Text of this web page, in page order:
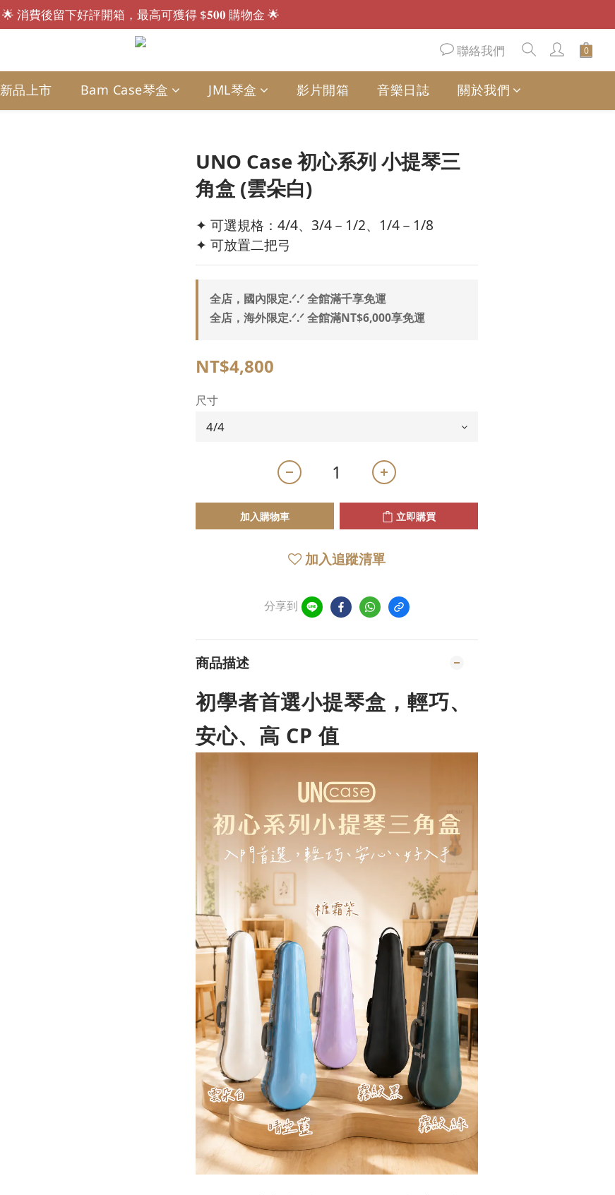
會員招募中.ᐟ.ᐟ 註冊送 $𝟏𝟎𝟎 購物金，現買現折🎁
🌟 消費後留下好評開箱，最高可獲得 $𝟓𝟎𝟎 購物金 🌟
會員招募中.ᐟ.ᐟ 註冊送 $𝟏𝟎𝟎 購物金，現買現折🎁
聯絡我們
新品上市 Bam Case琴盒 JML琴盒 影片開箱 音樂日誌 關於我們
UNO Case 初心系列 小提琴三
角盒 (雲朵白)
✦ 可選規格：4/4、3/4－1/2、1/4－1/8
✦ 可放置二把弓
全店，國內限定.ᐟ.ᐟ 全館滿千享免運
全店，海外限定.ᐟ.ᐟ 全館滿NT$6,000享免運
NT$4,800
尺寸
加入購物車 立即購買
加入追蹤清單
分享到
商品描述
初學者首選小提琴盒，輕巧、
安心、高 CP 值